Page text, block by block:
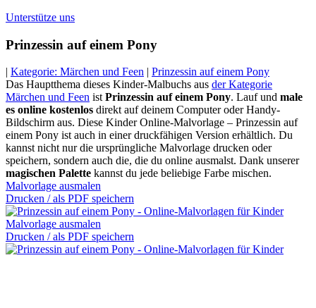
Unterstütze uns
Prinzessin auf einem Pony
| Kategorie: Märchen und Feen | Prinzessin auf einem Pony
Das Hauptthema dieses Kinder-Malbuchs aus der Kategorie
Märchen und Feen istPrinzessin auf einem Pony. Lauf und male
es online kostenlos direkt auf deinem Computer oder Handy-
Bildschirm aus. Diese Kinder Online-Malvorlage – Prinzessin auf
einem Pony ist auch in einer druckfähigen Version erhältlich. Du
kannst nicht nur die ursprüngliche Malvorlage drucken oder
speichern, sondern auch die, die du online ausmalst. Dank unserer
magischen Palette kannst du jede beliebige Farbe mischen.
Malvorlage ausmalen
Drucken / als PDF speichern
Malvorlage ausmalen
Drucken / als PDF speichern